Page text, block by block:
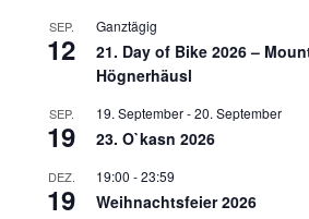
SEP.
12
Ganztägig
21. Day of Bike 2026 –
Högnerhäusl
SEP.
19
19. September-20. September
23. O`kasn 2026
DEZ.
19
19:00 -23:59
Weihnachtsfeier 2026